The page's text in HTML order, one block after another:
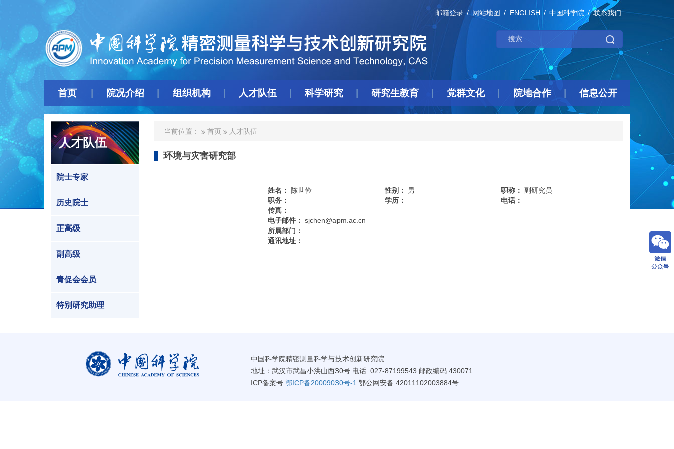
邮箱登录 网站地图 ENGLISH 中国科学院 联系我们
首页 院况介绍 组织机构 人才队伍 科学研究 研究生教育 党群文化 院地合作 信息公开
人才队伍
院士专家
历史院士
正高级
副高级
青促会会员
特别研究助理
当前位置： 首页 人才队伍
环境与灾害研究部
姓名： 陈世俭 性别： 男 职称： 副研究员
职务：
学历：
电话：
传真：
电子邮件： sjchen@apm.ac.cn
所属部门：
通讯地址：
中国科学院精密测量科学与技术创新研究院
地址：武汉市武昌小洪山西30号 电话: 027-87199543 邮政编码:430071
ICP备案号:鄂ICP备20009030号-1 鄂公网安备 42011102003884号